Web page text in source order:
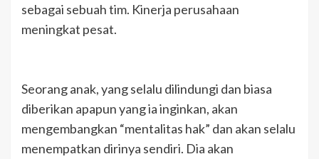
sebagai sebuah tim. Kinerja perusahaan
meningkat pesat.
Seorang anak, yang selalu dilindungi dan biasa
diberikan apapun yang ia inginkan, akan
mengembangkan “mentalitas hak” dan akan selalu
menempatkan dirinya sendiri. Dia akan